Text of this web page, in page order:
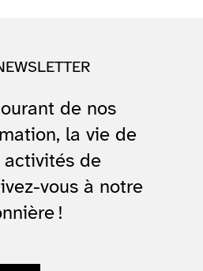
de nos
la vie de
de
vous à notre
!